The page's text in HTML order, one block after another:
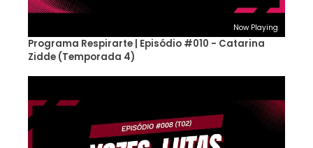
Now Playing
Programa Respirarte | Episódio #010 - Catarina
Zidde (Temporada 4)